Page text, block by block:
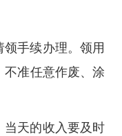
手续办理。领用
不准任意作废、涂
当天的收入要及时